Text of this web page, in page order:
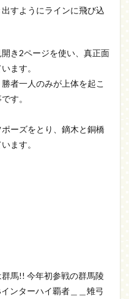
すようにラインに飛び込
き2ページを使い、真正面
ます。
者一人のみが上体を起こ
す。
ーズをとり、鏑木と銅橋
ます。
群馬!! 今年初参戦の群馬陵
ンターハイ覇者＿＿雉弓